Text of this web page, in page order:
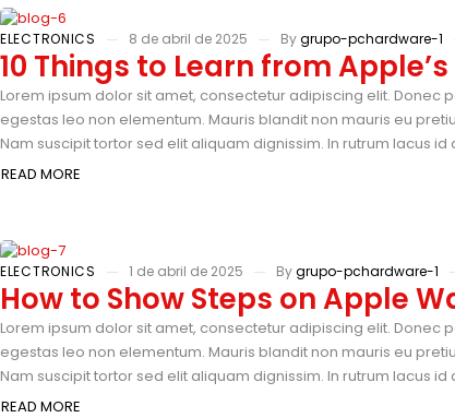
ELECTRONICS 8 de abril de 2025 Bygrupo-pchardware-1
10 Things to Learn from
Lorem ipsum dolor sit amet, consectetur adipiscing elit.
egestas leo non elementum. Mauris blandit non mauris eu
Nam suscipit tortor sed elit aliquam dignissim. In rutrum lacus
READ MORE
ELECTRONICS 1 de abril de 2025 Bygrupo-pchardware-1
How to Show Steps on Apple
Lorem ipsum dolor sit amet, consectetur adipiscing elit.
egestas leo non elementum. Mauris blandit non mauris eu
Nam suscipit tortor sed elit aliquam dignissim. In rutrum lacus
READ MORE